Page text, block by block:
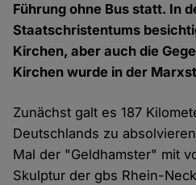
Führung ohne Bus statt. In
Staatschristentums
Kirchen, aber auch die
Kirchen wurde in der
Zunächst galt es 187
Deutschlands zu
Mal der "Geldhamster" mit
Skulptur der gbs Rhein-